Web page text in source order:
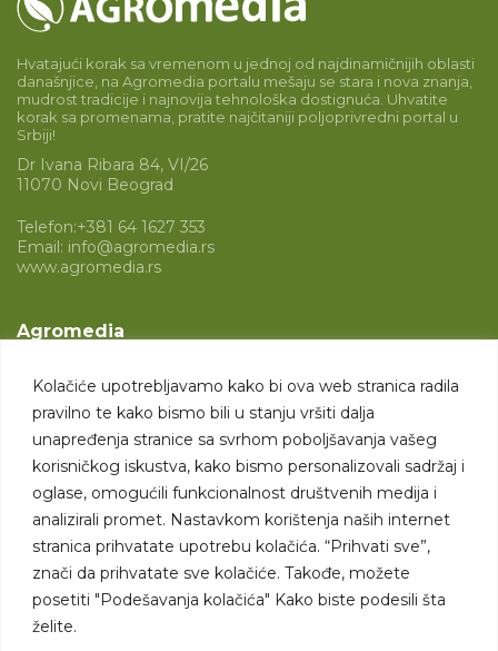
Kolačiće upotrebljavamo kako bi ova web stranica radila
pravilno te kako bismo bili u stanju vršiti dalja
unapređenja stranice sa svrhom poboljšavanja vašeg
korisničkog iskustva, kako bismo personalizovali sadržaj i
oglase, omogućili funkcionalnost društvenih medija i
analizirali promet. Nastavkom korištenja naših internet
stranica prihvatate upotrebu kolačića. “Prihvati sve”,
znači da prihvatate sve kolačiće. Takođe, možete
posetiti "Podešavanja kolačića" Kako biste podesili šta
želite.
Hvatajući korak sa vremenom u jednoj od najdinamičnijih oblasti
današnjice, na Agromedia portalu mešaju se stara i nova znanja,
mudrost tradicije i najnovija tehnološka dostignuća. Uhvatite
korak sa promenama, pratite najčitaniji poljoprivredni portal u
Srbiji!
Dr Ivana Ribara 84, VI/26
11070 Novi Beograd
Telefon:+381 64 1627 353
Email: info@agromedia.rs
www.agromedia.rs
Agromedia
Svet poljoprivrede
Marketing usluge
Tražimo saradnike
Kontakt